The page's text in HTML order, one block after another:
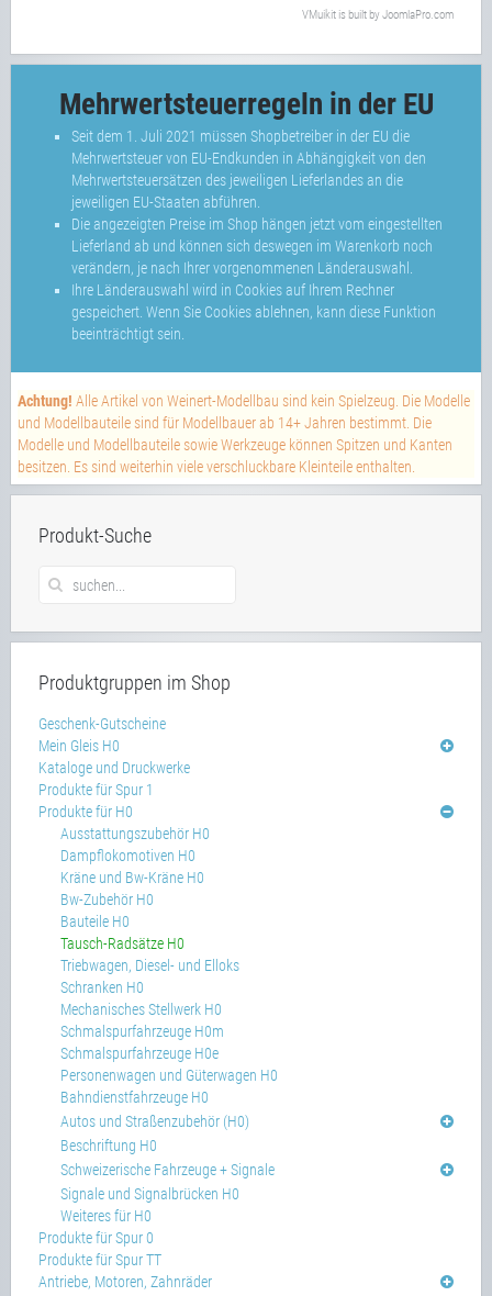
VMuikit is built by JoomlaPro.com
Mehrwertsteuerregeln in der EU
Seit dem 1. Juli 2021 müssen Shopbetreiber in der EU die
Mehrwertsteuer von EU-Endkunden in Abhängigkeit von den
Mehrwertsteuersätzen des jeweiligen Lieferlandes an die
jeweiligen EU-Staaten abführen.
Die angezeigten Preise im Shop hängen jetzt vom eingestellten
Lieferland ab und können sich deswegen im Warenkorb noch
verändern, je nach Ihrer vorgenommenen Länderauswahl.
Ihre Länderauswahl wird in Cookies auf Ihrem Rechner
gespeichert. Wenn Sie Cookies ablehnen, kann diese Funktion
beeinträchtigt sein.
Achtung! Alle Artikel von Weinert-Modellbau sind kein Spielzeug. Die Modelle
und Modellbauteile sind für Modellbauer ab 14+ Jahren bestimmt. Die
Modelle und Modellbauteile sowie Werkzeuge können Spitzen und Kanten
besitzen. Es sind weiterhin viele verschluckbare Kleinteile enthalten.
Produkt-Suche
Produktgruppen im Shop
Geschenk-Gutscheine
Mein Gleis H0
Kataloge und Druckwerke
Produkte für Spur 1
Produkte für H0
Ausstattungszubehör H0
Dampflokomotiven H0
Kräne und Bw-Kräne H0
Bw-Zubehör H0
Bauteile H0
Tausch-Radsätze H0
Triebwagen, Diesel- und Elloks
Schranken H0
Mechanisches Stellwerk H0
Schmalspurfahrzeuge H0m
Schmalspurfahrzeuge H0e
Personenwagen und Güterwagen H0
Bahndienstfahrzeuge H0
Autos und Straßenzubehör (H0)
Beschriftung H0
Schweizerische Fahrzeuge + Signale
Signale und Signalbrücken H0
Weiteres für H0
Produkte für Spur 0
Produkte für Spur TT
Antriebe, Motoren, Zahnräder